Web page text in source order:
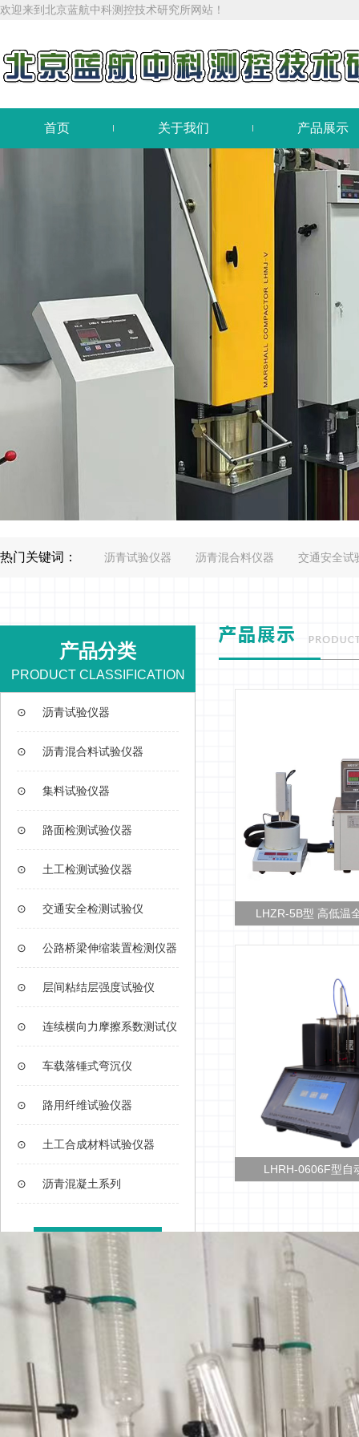
欢迎来到北京蓝航中科测控技术研究所网站！
首页 关于我们 产品展示
热门关键词： 沥青试验仪器 沥青混合料仪器 交通安全试
产品分类
PRODUCT CLASSIFICATION
⊙ 沥青试验仪器
⊙ 沥青混合料试验仪器
⊙ 集料试验仪器
⊙ 路面检测试验仪器
⊙ 土工检测试验仪器
⊙ 交通安全检测试验仪
⊙ 公路桥梁伸缩装置检测仪器
⊙ 层间粘结层强度试验仪
⊙ 连续横向力摩擦系数测试仪
⊙ 车载落锤式弯沉仪
⊙ 路用纤维试验仪器
⊙ 土工合成材料试验仪器
⊙ 沥青混凝土系列
查看更多>>
型 电脑沥青针入度测定仪 LHZR-5B型 高低温全自动沥
LHRH-0606F型自动沥青软